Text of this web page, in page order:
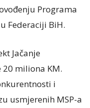
Programa
Federaciji BiH.
Jačanje
miliona KM.
i
usmjerenih MSP-a